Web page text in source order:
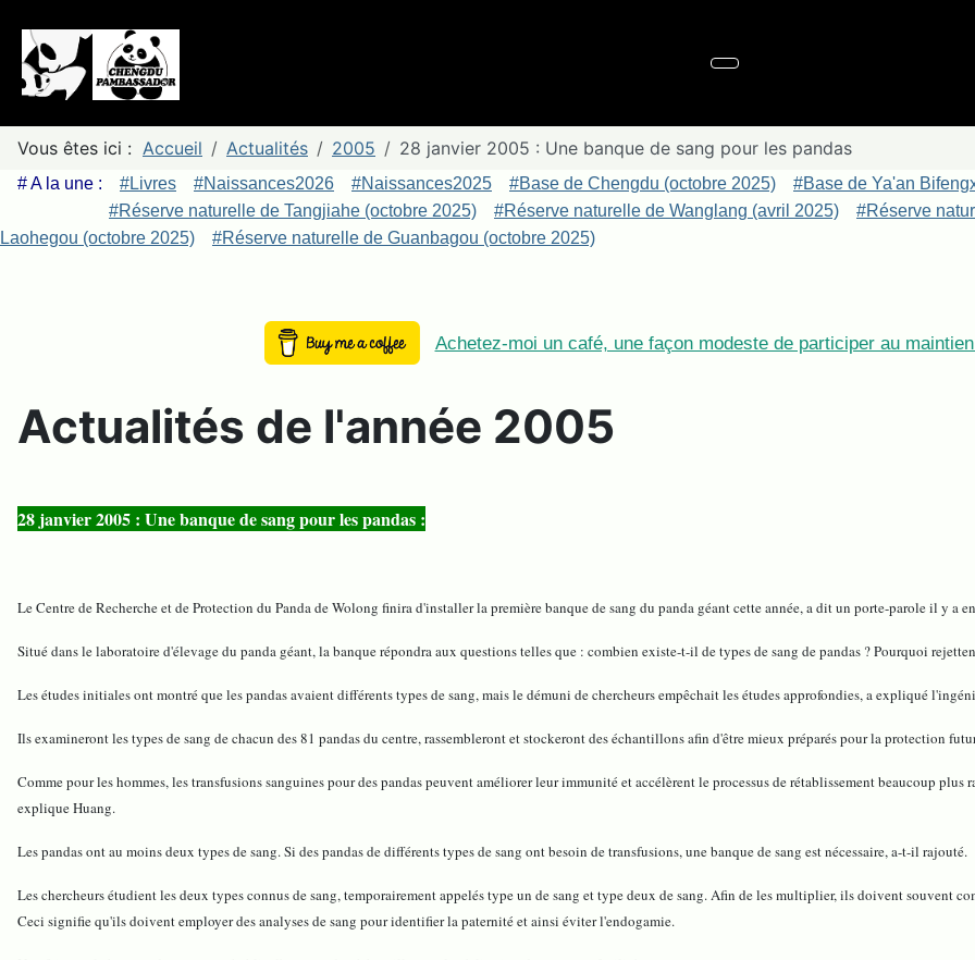
Vous êtes ici : Accueil Actualités 2005 28 janvier 2005 : Une banque de sang pour les pandas
# A la une : #Livres #Naissances2026 #Naissances2025 #Base de Chengdu (octobre 2025)
#Base de Ya'an
#Réserve naturelle de Tangjiahe (octobre 2025)
#Réserve naturelle de Wanglang (avril 2025) #Réserve
Laohegou (octobre 2025)
#Réserve naturelle de Guanbagou (octobre 2025)
Achetez-moi un café, une façon modeste de participer au
Actualités de l'année 2005
28 janvier 2005 : Une banque de sang pour les pandas :
Le Centre de Recherche et de Protection du Panda de Wolong finira d'installer la première banque de sang du panda géant cette année, a dit un porte-parole il y a
Situé dans le laboratoire d'élevage du panda géant, la banque répondra aux questions telles que : combien existe-t-il de types de sang de pandas ? Pourquoi
Les études initiales ont montré que les pandas avaient différents types de sang, mais le démuni de chercheurs empêchait les études approfondies, a expliqué
Ils examineront les types de sang de chacun des 81 pandas du centre, rassembleront et stockeront des échantillons afin d'être mieux préparés pour la protection
Comme pour les hommes, les transfusions sanguines pour des pandas peuvent améliorer leur immunité et accélèrent le processus de rétablissement beaucoup
explique Huang.
Les pandas ont au moins deux types de sang. Si des pandas de différents types de sang ont besoin de transfusions, une banque de sang est nécessaire, a-t-il rajouté.
Les chercheurs étudient les deux types connus de sang, temporairement appelés type un de sang et type deux de sang. Afin de les multiplier, ils doivent souvent
Ceci signifie qu'ils doivent employer des analyses de sang pour identifier la paternité et ainsi éviter l'endogamie.